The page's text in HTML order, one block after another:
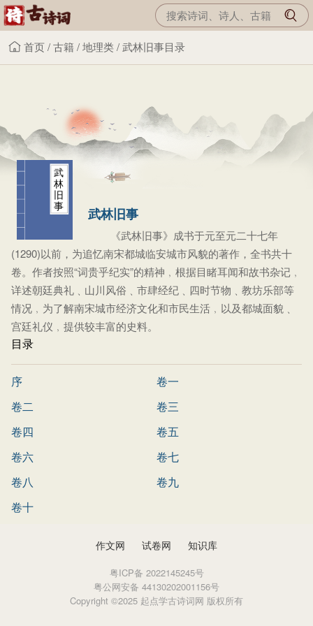
首页/古籍 /地理类/武林旧事目录
武
林
旧
事
武林旧事
《武林旧事》成书于元至元二十七年
(1290)以前，为追忆南宋都城临安城市风貌的著作，全书共十
卷。作者按照“词贵乎纪实”的精神﹐根据目睹耳闻和故书杂记﹐
详述朝廷典礼﹑山川风俗﹑市肆经纪﹑四时节物﹑教坊乐部等
情况﹐为了解南宋城市经济文化和市民生活﹐以及都城面貌﹑
宫廷礼仪﹐提供较丰富的史料。
目录
序
卷一
卷二
卷三
卷四
卷五
卷六
卷七
卷八
卷九
卷十
作文网 试卷网 知识库
粤ICP备 2022145245号
粤公网安备 44130202001156号
Copyright ©2025 起点学古诗词网 版权所有